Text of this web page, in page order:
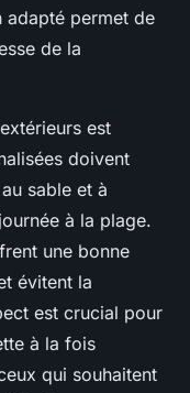
adapté permet de
de la
est
doivent
sable et à
à la plage.
une bonne
évitent la
est crucial pour
à la fois
qui souhaitent